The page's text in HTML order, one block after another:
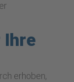
Ihre
erhoben,